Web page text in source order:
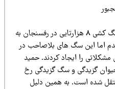
فرماندار رفسنجان در رابطه با خبر سگ کشی 8 هزارتایی در رفسنجان به
این سگ های بلاصاحب در
را ایجاد کردند. حمید
گزیدگی و سگ گزیدگی رخ
است. به همین دلیل